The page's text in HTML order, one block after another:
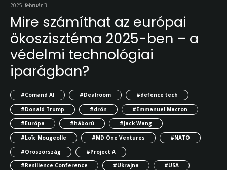
2025. február 3.
Mire számíthat az európai
ökoszisztéma 2025-ben – a
védelmi technológiai
iparágban?
#Comand AI #Dealroom
#defence tech
#Donald Trump
#drón
#Emmanuel Macron
#Európa
#háború
#Jack Wang
#Loïc Mougeolle
#MD One Ventures
#NATO
#Oroszország
#Project A
#Resilience Conference
#Ukrajna
#USA